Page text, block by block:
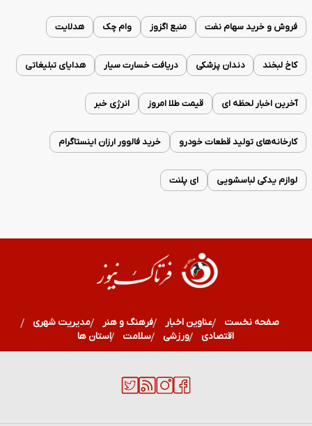
فروش و خرید سهام نفت منبع اگزوز وام چک هدلایت
کاخ لبخند دندان پزشکی دریافت خسارت سیار هدایای تبلیغاتی
آخرین اخبار لحظه ای قیمت طلا امروز انرژی خبر
کارخانه‌های تولید قطعات خودرو خرید فالوور ارزان اینستاگرام
لوازم یدکی لباسشویی ای پلنت
صفحه نخست عناوین اخبار فرهنگ و هنر
مدیریت شهری
اقتصادی
ورزشی سلامت استان ها